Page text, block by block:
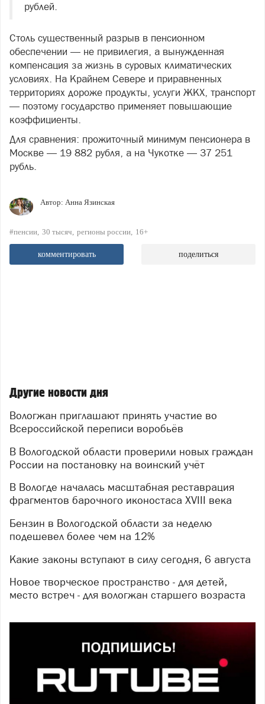
рублей.
Столь существенный разрыв в пенсионном
обеспечении — не привилегия, а вынужденная
компенсация за жизнь в суровых климатических
условиях. На Крайнем Севере и приравненных
территориях дороже продукты, услуги ЖКХ, транспорт
— поэтому государство применяет повышающие
коэффициенты.
Для сравнения: прожиточный минимум пенсионера в
Москве — 19 882 рубля, а на Чукотке — 37 251
рубль.
Автор: Анна Язинская
#пенсии 30 тысяч регионы россии 16+
комментировать поделиться
Другие новости дня
Вологжан приглашают принять участие во
Всероссийской переписи воробьёв
В Вологодской области проверили новых граждан
России на постановку на воинский учёт
В Вологде началась масштабная реставрация
фрагментов барочного иконостаса XVIII века
Бензин в Вологодской области за неделю
подешевел более чем на 12%
Какие законы вступают в силу сегодня, 6 августа
Новое творческое пространство - для детей,
место встреч - для вологжан старшего возраста